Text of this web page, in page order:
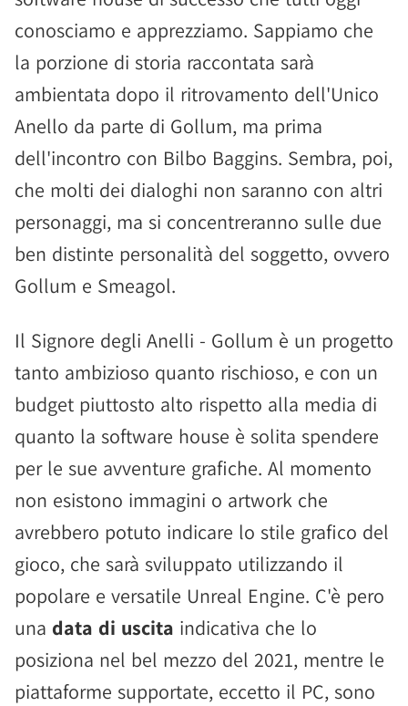
conosciamo e apprezziamo. Sappiamo che
la porzione di storia raccontata sarà
ambientata dopo il ritrovamento dell'Unico
Anello da parte di Gollum, ma prima
dell'incontro con Bilbo Baggins. Sembra, poi,
che molti dei dialoghi non saranno con altri
personaggi, ma si concentreranno sulle due
ben distinte personalità del soggetto, ovvero
Gollum e Smeagol.
Il Signore degli Anelli - Gollum è un progetto
tanto ambizioso quanto rischioso, e con un
budget piuttosto alto rispetto alla media di
quanto la software house è solita spendere
per le sue avventure grafiche. Al momento
non esistono immagini o artwork che
avrebbero potuto indicare lo stile grafico del
gioco, che sarà sviluppato utilizzando il
popolare e versatile Unreal Engine. C'è pero
una data di uscita indicativa che lo
posiziona nel bel mezzo del 2021, mentre le
piattaforme supportate, eccetto il PC, sono